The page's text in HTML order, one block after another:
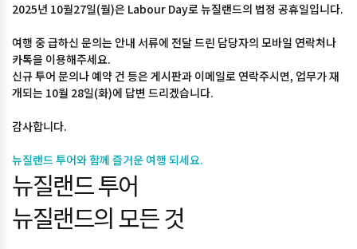
2025년 10월27일(월)은 Labour Day로 뉴질랜드의 법정 공휴일입니다.
여행 중 급하신 문의는 안내 서류에 전달 드린 담당자의 모바일 연락처나
카톡을 이용해주세요.
신규 투어 문의나 예약 건 등은 게시판과 이메일로 연락주시면, 업무가 재
개되는 10월 28일(화)에 답변 드리겠습니다.
감사합니다.
뉴질랜드 투어와 함께 즐거운 여행 되세요.
뉴질랜드 투어
뉴질랜드의 모든 것